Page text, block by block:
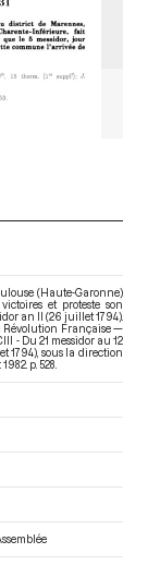
(Haute-Garonne)
et proteste son
an II (26 juillet 1794).
Révolution Française —
- Du 21 messidor au 12
1794) , sous la direction
p. 528.